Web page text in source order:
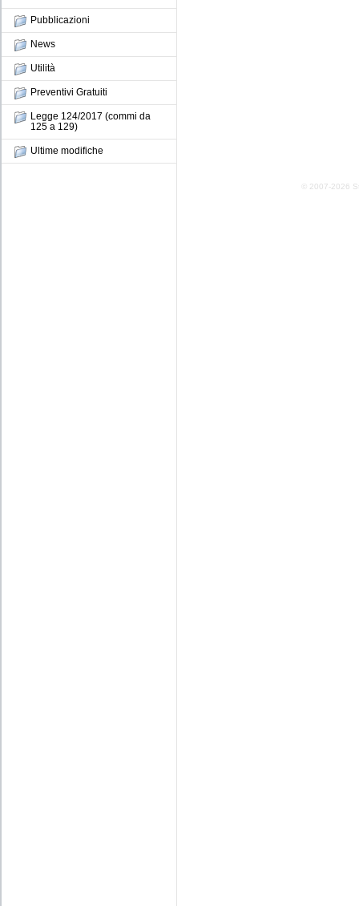
Pubblicazioni
News
Utilità
Preventivi Gratuiti
Legge 124/2017 (commi da
125 a 129)
Ultime modifiche
© 2007-2026